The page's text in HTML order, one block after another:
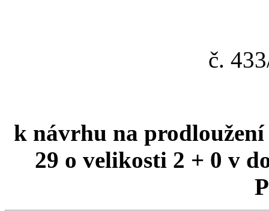
č.
k návrhu na
29 o velikosti 2 + 0 v